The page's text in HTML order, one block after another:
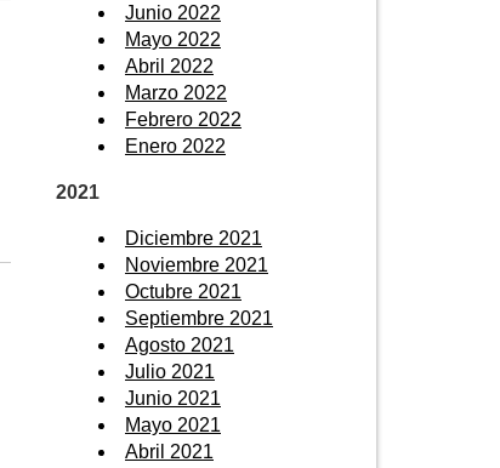
Junio 2022
Mayo 2022
Abril 2022
Marzo 2022
Febrero 2022
Enero 2022
2021
Diciembre 2021
Noviembre 2021
Octubre 2021
Septiembre 2021
Agosto 2021
Julio 2021
Junio 2021
Mayo 2021
Abril 2021